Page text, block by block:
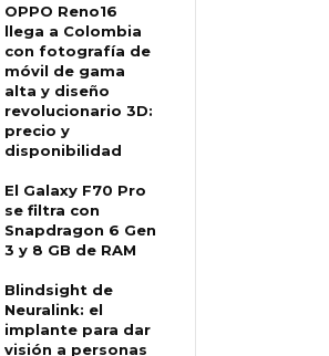
OPPO Reno16
llega a Colombia
con fotografía de
móvil de gama
alta y diseño
revolucionario 3D:
precio y
disponibilidad
El Galaxy F70 Pro
se filtra con
Snapdragon 6 Gen
3 y 8 GB de RAM
Blindsight de
Neuralink: el
implante para dar
visión a personas